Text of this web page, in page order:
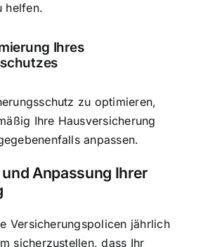
helfen.
Ihres
zu optimieren,
Ihre Hausversicherung
anpassen.
Anpassung Ihrer
Versicherungspolicen jährlich
sicherzustellen, dass Ihr